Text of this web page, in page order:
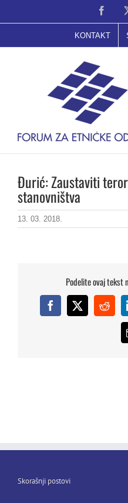
KONTAKT
Đurić: Zaustaviti
stanovništva
13. 03. 2018.
Podelite ovaj tekst
Facebook
X
Skorašnji postovi